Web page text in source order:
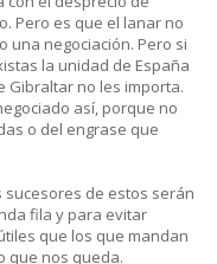
Pero es que el lanar no
una negociación. Pero si
la unidad de España
Gibraltar no les importa.
así, porque no
o del engrase que
sucesores de estos serán
fila y para evitar
que los que mandan
que nos queda.